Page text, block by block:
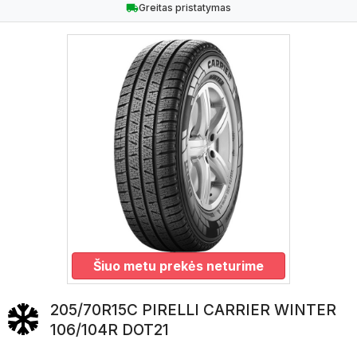
Greitas pristatymas
Šiuo metu prekės neturime
205/70R15C PIRELLI CARRIER WINTER
106/104R DOT21